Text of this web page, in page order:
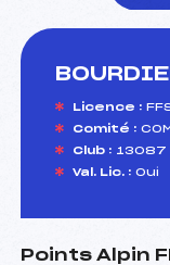
Licence :
Comité :
Club : 13087
Val. Lic. : Oui
Points Alpin